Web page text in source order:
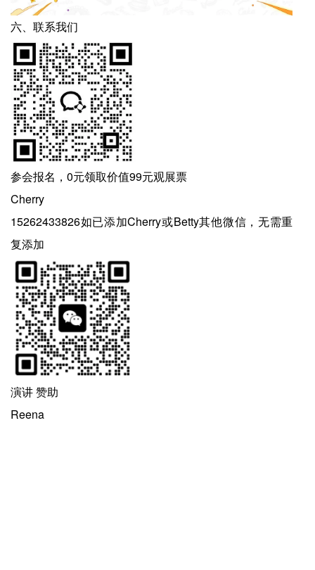
六、联系我们
参会报名，0元领取价值99元观展票
Cherry
15262433826如已添加Cherry或Betty其他微信，无需重
复添加
演讲 赞助
Reena